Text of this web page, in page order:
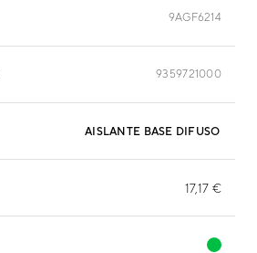
9AGF6214
9359721000
AISLANTE BASE DIFUSOR
17,17 €